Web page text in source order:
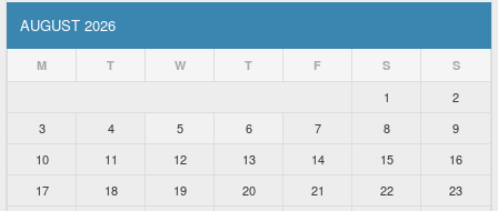
AUGUST 2026
M T W T F S S
1
2
3
4 5 6 7 8
9
10
11 12 13 14 15
16
17
18 19 20 21 22
23